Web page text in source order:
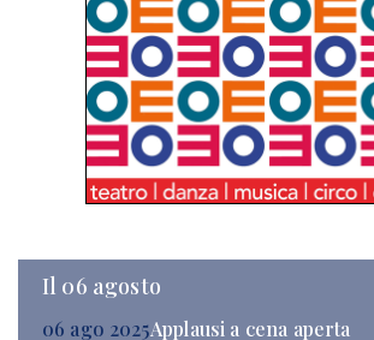
Il 06 agosto
06 ago 2025Applausi a cena aperta